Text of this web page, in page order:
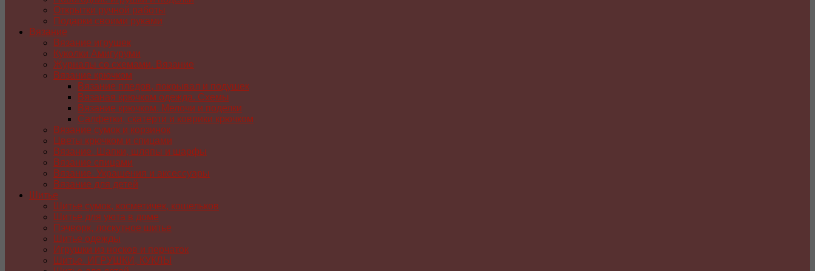
Открытки ручной работы
Подарки своими руками
Вязание
Вязание игрушек
Куколки Амигуруми
Журналы со схемами. Вязание
Вязание крючком
Вязание пледов, покрывал и подушек
Вязаная крючком одежда. Схемы
Вязание крючком. Мелочи и поделки
Салфетки, скатерти и коврики крючком
Вязание сумок и корзинок
Цветы крючком и спицами
Вязание. Шапки, шляпы и шарфы
Вязание спицами
Вязание. Украшения и аксессуары
Вязание для детей
Шитье
Шитье сумок, косметичек, кошельков
Шитье для уюта в доме
Пэчворк, лоскутное шитье
Шитье одежды
Игрушки из носков и перчаток
Шитье. ИГРУШКИ, КУКЛЫ